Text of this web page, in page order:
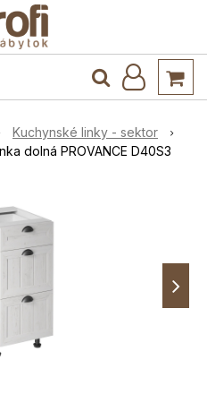
jedáleň
Kuchynské linky - sektor
dolná PROVANCE D40S3